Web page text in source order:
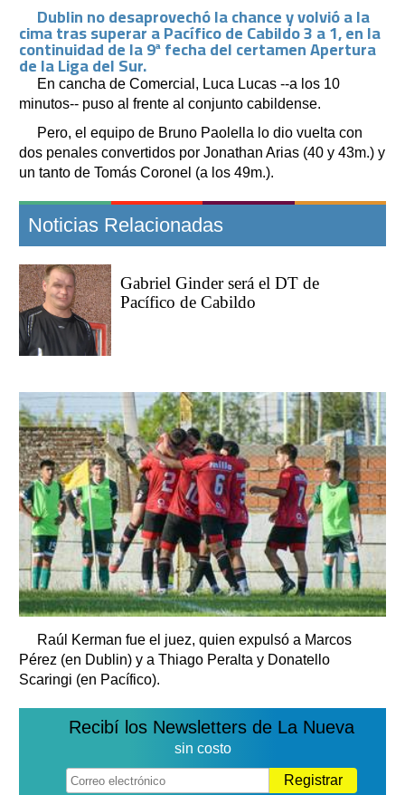
Dublin no desaprovechó la chance y volvió a la
cima tras superar a Pacífico de Cabildo 3 a 1, en la
continuidad de la 9ª fecha del certamen Apertura
de la Liga del Sur.
En cancha de Comercial, Luca Lucas --a los 10
minutos-- puso al frente al conjunto cabildense.
Pero, el equipo de Bruno Paolella lo dio vuelta con
dos penales convertidos por Jonathan Arias (40 y 43m.) y
un tanto de Tomás Coronel (a los 49m.).
Noticias Relacionadas
Gabriel Ginder será el DT de
Pacífico de Cabildo
Raúl Kerman fue el juez, quien expulsó a Marcos
Pérez (en Dublin) y a Thiago Peralta y Donatello
Scaringi (en Pacífico).
Recibí los Newsletters de La Nueva
sin costo
Registrar